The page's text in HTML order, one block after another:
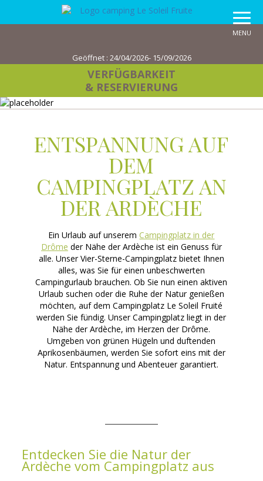
MENU
Geöffnet : 24/04/2026- 15/09/2026
VERFÜGBARKEIT
& RESERVIERUNG
ENTSPANNUNG AUF
DEM
CAMPINGPLATZ AN
DER ARDÈCHE
Ein Urlaub auf unseremCampingplatz in der
Drôme der Nähe der Ardèche ist ein Genuss für
alle. Unser Vier-Sterne-Campingplatz bietet Ihnen
alles, was Sie für einen unbeschwerten
Campingurlaub brauchen. Ob Sie nun einen aktiven
Urlaub suchen oder die Ruhe der Natur genießen
möchten, auf dem Campingplatz Le Soleil Fruité
werden Sie fündig. Unser Campingplatz liegt in der
Nähe der Ardèche, im Herzen der Drôme.
Umgeben von grünen Hügeln und duftenden
Aprikosenbäumen, werden Sie sofort eins mit der
Natur. Entspannung und Abenteuer garantiert.
Entdecken Sie die Natur der
Ardèche vom Campingplatz aus